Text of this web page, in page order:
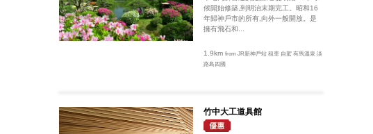
候開始修築,到明治末期完工。昭和16
年歸神戶市的所有,向外一般開放。是
擁有飛石和...
1.9kmfrom JR新神戶站 租車 自駕 有馬溫泉 淡
路島四國
竹中大工道具館